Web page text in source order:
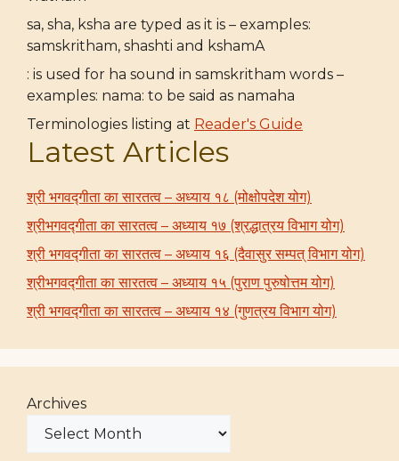
sa, sha, ksha are typed as it is – examples:
samskritham, shashti and kshamA
: is used for ha sound in samskritham words –
examples: nama: to be said as namaha
Terminologies listing at Reader's Guide
Latest Articles
श्री भगवद्गीता का सारतत्व – अध्याय १८ (मोक्षोपदेश योग)
श्रीभगवद्गीता का सारतत्व – अध्याय १७ (श्रद्धात्रय विभाग योग)
श्री भगवद्गीता का सारतत्व – अध्याय १६ (दैवासुर सम्पत् विभाग योग)
श्रीभगवद्गीता का सारतत्व – अध्याय १५ (पुराण पुरुषोत्तम योग)
श्री भगवद्गीता का सारतत्व – अध्याय १४ (गुणत्रय विभाग योग)
Archives